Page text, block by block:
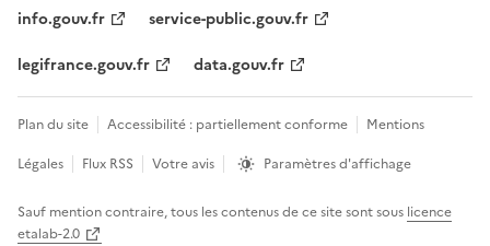
info.gouv.fr
service-public.gouv.fr
legifrance.gouv.fr
data.gouv.fr
Plan du site Accessibilité : partiellement conforme
Mentions
Légales
Flux RSS Votre avis Paramètres d'affichage
Sauf mention contraire, tous les contenus de ce site sont sous licence
etalab-2.0